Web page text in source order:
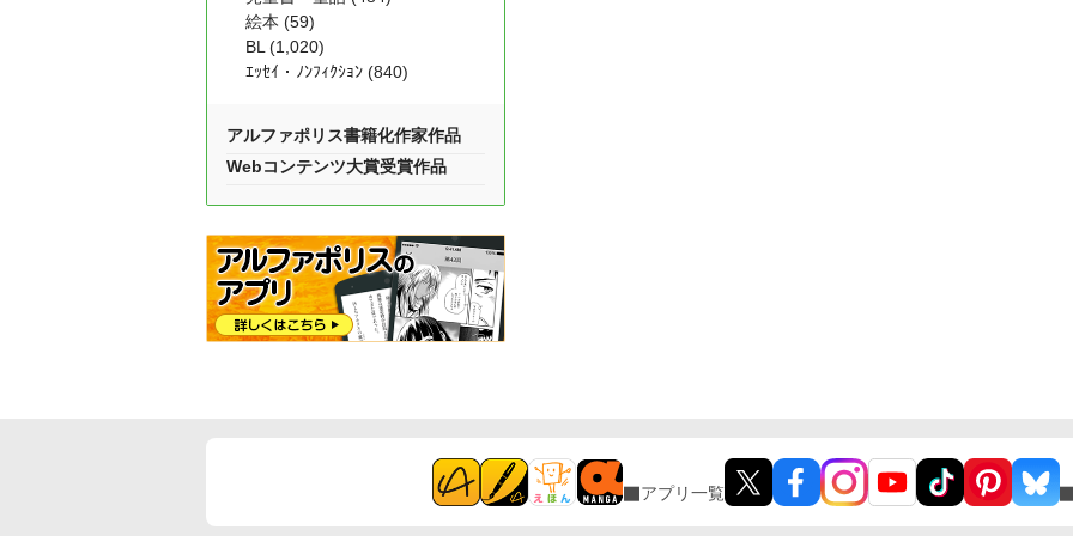
絵本 (59)
BL (1,020)
ｴｯｾｲ・ﾉﾝﾌｨｸｼｮﾝ (840)
アルファポリス書籍化作家作品
Webコンテンツ大賞受賞作品
アプリ一覧